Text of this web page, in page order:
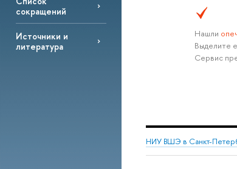
сокращений
Источники и
литература
Нашли
Выделите
Сервис
НИУ ВШЭ в Санкт-